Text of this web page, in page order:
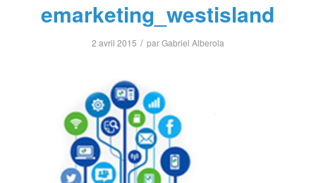
emarketing_westisland
2 avril 2015 / parGabriel Alberola